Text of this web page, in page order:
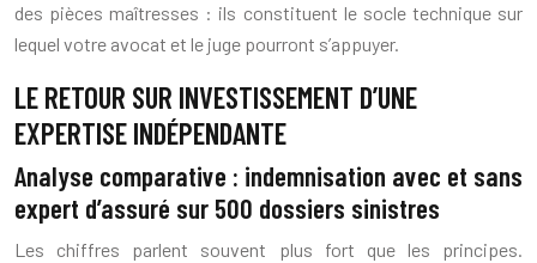
des pièces maîtresses : ils constituent le socle technique sur
lequel votre avocat et le juge pourront s’appuyer.
LE RETOUR SUR INVESTISSEMENT D’UNE
EXPERTISE INDÉPENDANTE
Analyse comparative : indemnisation avec et sans
expert d’assuré sur 500 dossiers sinistres
Les chiffres parlent souvent plus fort que les principes.